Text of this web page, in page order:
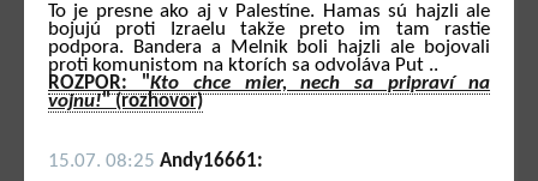
To je presne ako aj v Palestíne. Hamas sú hajzli ale
bojujú proti Izraelu takže preto im tam rastie
podpora. Bandera a Melnik boli hajzli ale bojovali
proti komunistom na ktorích sa odvoláva Put ..
ROZPOR: "Kto chce mier, nech sa pripraví na
vojnu!" (rozhovor)
15.07. 08:25 Andy16661: